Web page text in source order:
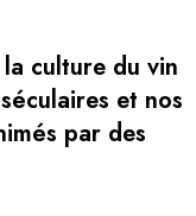
culture du vin
et nos
par des